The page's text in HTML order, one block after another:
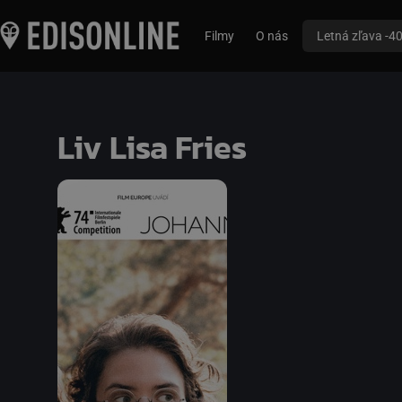
Filmy O nás Letná zľava -
Liv Lisa Fries